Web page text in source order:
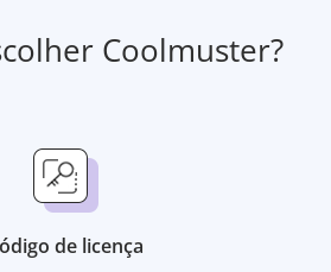
Coolmuster?
de licença